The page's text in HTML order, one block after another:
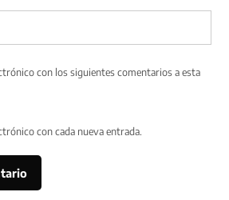
con los siguientes comentarios a esta
con cada nueva entrada.